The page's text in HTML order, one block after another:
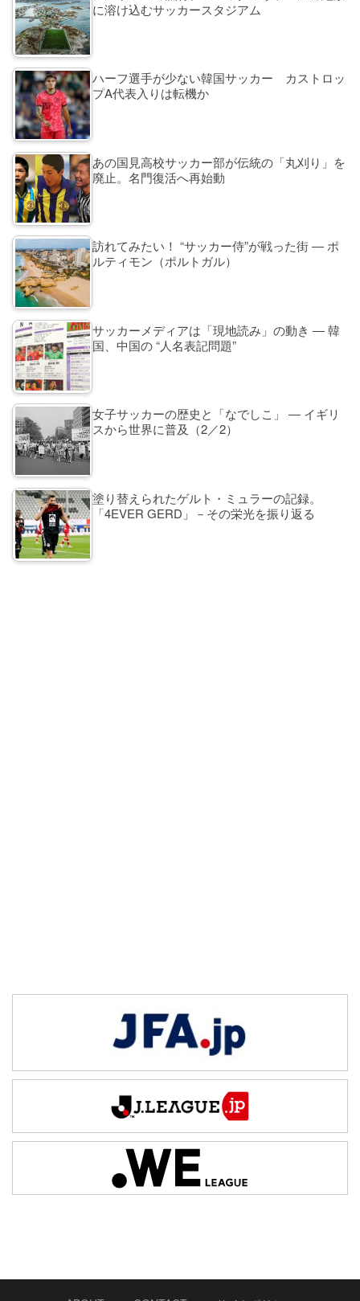
に溶け込むサッカースタジアム
ハーフ選手が少ない韓国サッカー カストロッ
プA代表入りは転機か
あの国見高校サッカー部が伝統の「丸刈り」を
廃止。名門復活へ再始動
訪れてみたい！ “サッカー侍”が戦った街 ― ポ
ルティモン（ポルトガル）
サッカーメディアは「現地読み」の動き ― 韓
国、中国の “人名表記問題”
女子サッカーの歴史と「なでしこ」 ― イギリ
スから世界に普及（2／2）
塗り替えられたゲルト・ミュラーの記録。
「4EVER GERD」－その栄光を振り返る